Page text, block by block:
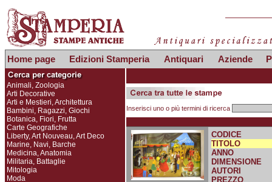
Home page Edizioni Stamperia Antiquari Aziende
Animali, Zoologia
Arti Decorative
Arti e Mestieri, Architettura
Bambini, Ragazzi, Giochi
Botanica, Fiori, Frutta
Carte Geografiche
Liberty, Art Nouveau, Art Deco
Marine, Navi, Barche
Medicina, Anatomia
Militaria, Battaglie
Mitologia
Moda
Inserisci uno o più termini di ricerca
CODICE
TITOLO
ANNO
DIMENSIONE
AUTORI
PREZZO